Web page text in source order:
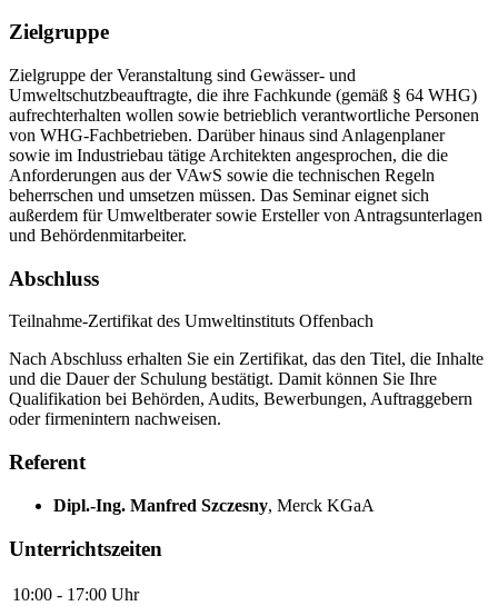
Zielgruppe
Zielgruppe der Veranstaltung sind Gewässer- und
Umweltschutzbeauftragte, die ihre Fachkunde (gemäß § 64 WHG)
aufrechterhalten wollen sowie betrieblich verantwortliche Personen
von WHG-Fachbetrieben. Darüber hinaus sind Anlagenplaner
sowie im Industriebau tätige Architekten angesprochen, die die
Anforderungen aus der VAwS sowie die technischen Regeln
beherrschen und umsetzen müssen. Das Seminar eignet sich
außerdem für Umweltberater sowie Ersteller von Antragsunterlagen
und Behördenmitarbeiter.
Abschluss
Teilnahme-Zertifikat des Umweltinstituts Offenbach
Nach Abschluss erhalten Sie ein Zertifikat, das den Titel, die Inhalte
und die Dauer der Schulung bestätigt. Damit können Sie Ihre
Qualifikation bei Behörden, Audits, Bewerbungen, Auftraggebern
oder firmenintern nachweisen.
Referent
Dipl.-Ing. Manfred Szczesny, Merck KGaA
Unterrichtszeiten
10:00 - 17:00 Uhr